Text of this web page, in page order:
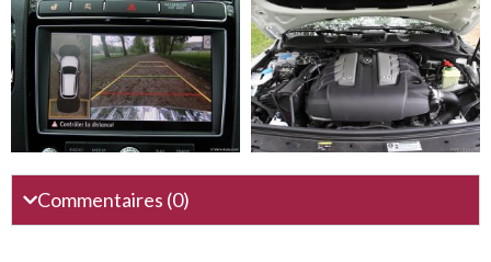
Commentaires (0)